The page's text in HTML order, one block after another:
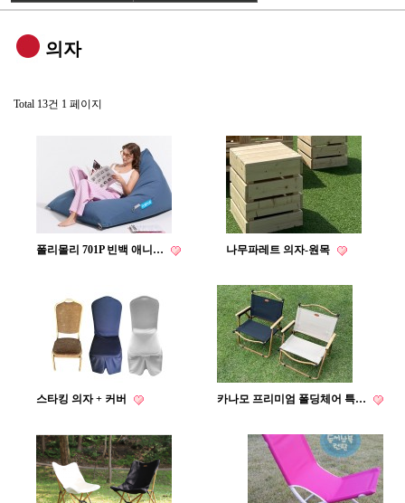
의자
Total 13건 1 페이지
폴리몰리 701P 빈백 애니… 나무파레트 의자-원목
스타킹 의자 + 커버 카나모 프리미엄 폴딩체어 특…